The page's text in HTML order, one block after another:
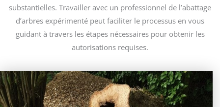
substantielles. Travailler avec un professionnel de l’abattage
d’arbres expérimenté peut faciliter le processus en vous
guidant à travers les étapes nécessaires pour obtenir les
autorisations requises.